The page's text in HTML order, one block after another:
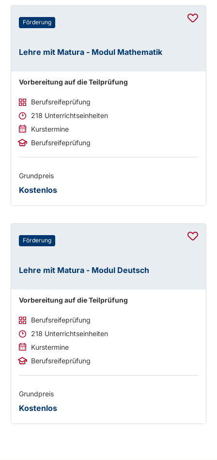
Förderung
Lehre mit Matura - Modul Mathematik
Vorbereitung auf die Teilprüfung
Berufsreifeprüfung
218 Unterrichtseinheiten
Kurstermine
Berufsreifeprüfung
Grundpreis
Kostenlos
Förderung
Lehre mit Matura - Modul Deutsch
Vorbereitung auf die Teilprüfung
Berufsreifeprüfung
218 Unterrichtseinheiten
Kurstermine
Berufsreifeprüfung
Grundpreis
Kostenlos